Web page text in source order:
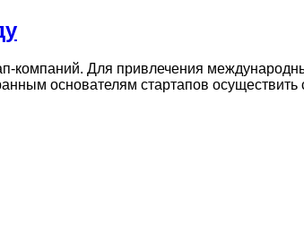
компаний. Для привлечения
основателям стартапов